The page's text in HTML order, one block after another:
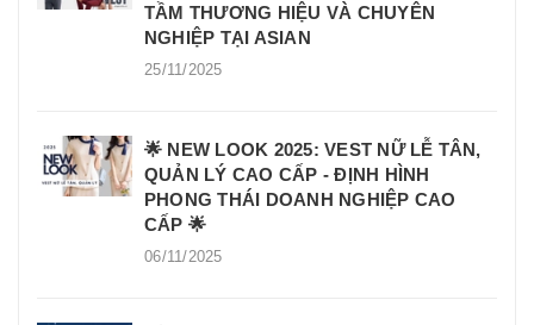
TẦM THƯƠNG HIỆU VÀ CHUYÊN
NGHIỆP TẠI ASIAN
25/11/2025
🌟 NEW LOOK 2025: VEST NỮ LỄ TÂN,
QUẢN LÝ CAO CẤP - ĐỊNH HÌNH
PHONG THÁI DOANH NGHIỆP CAO
CẤP 🌟
06/11/2025